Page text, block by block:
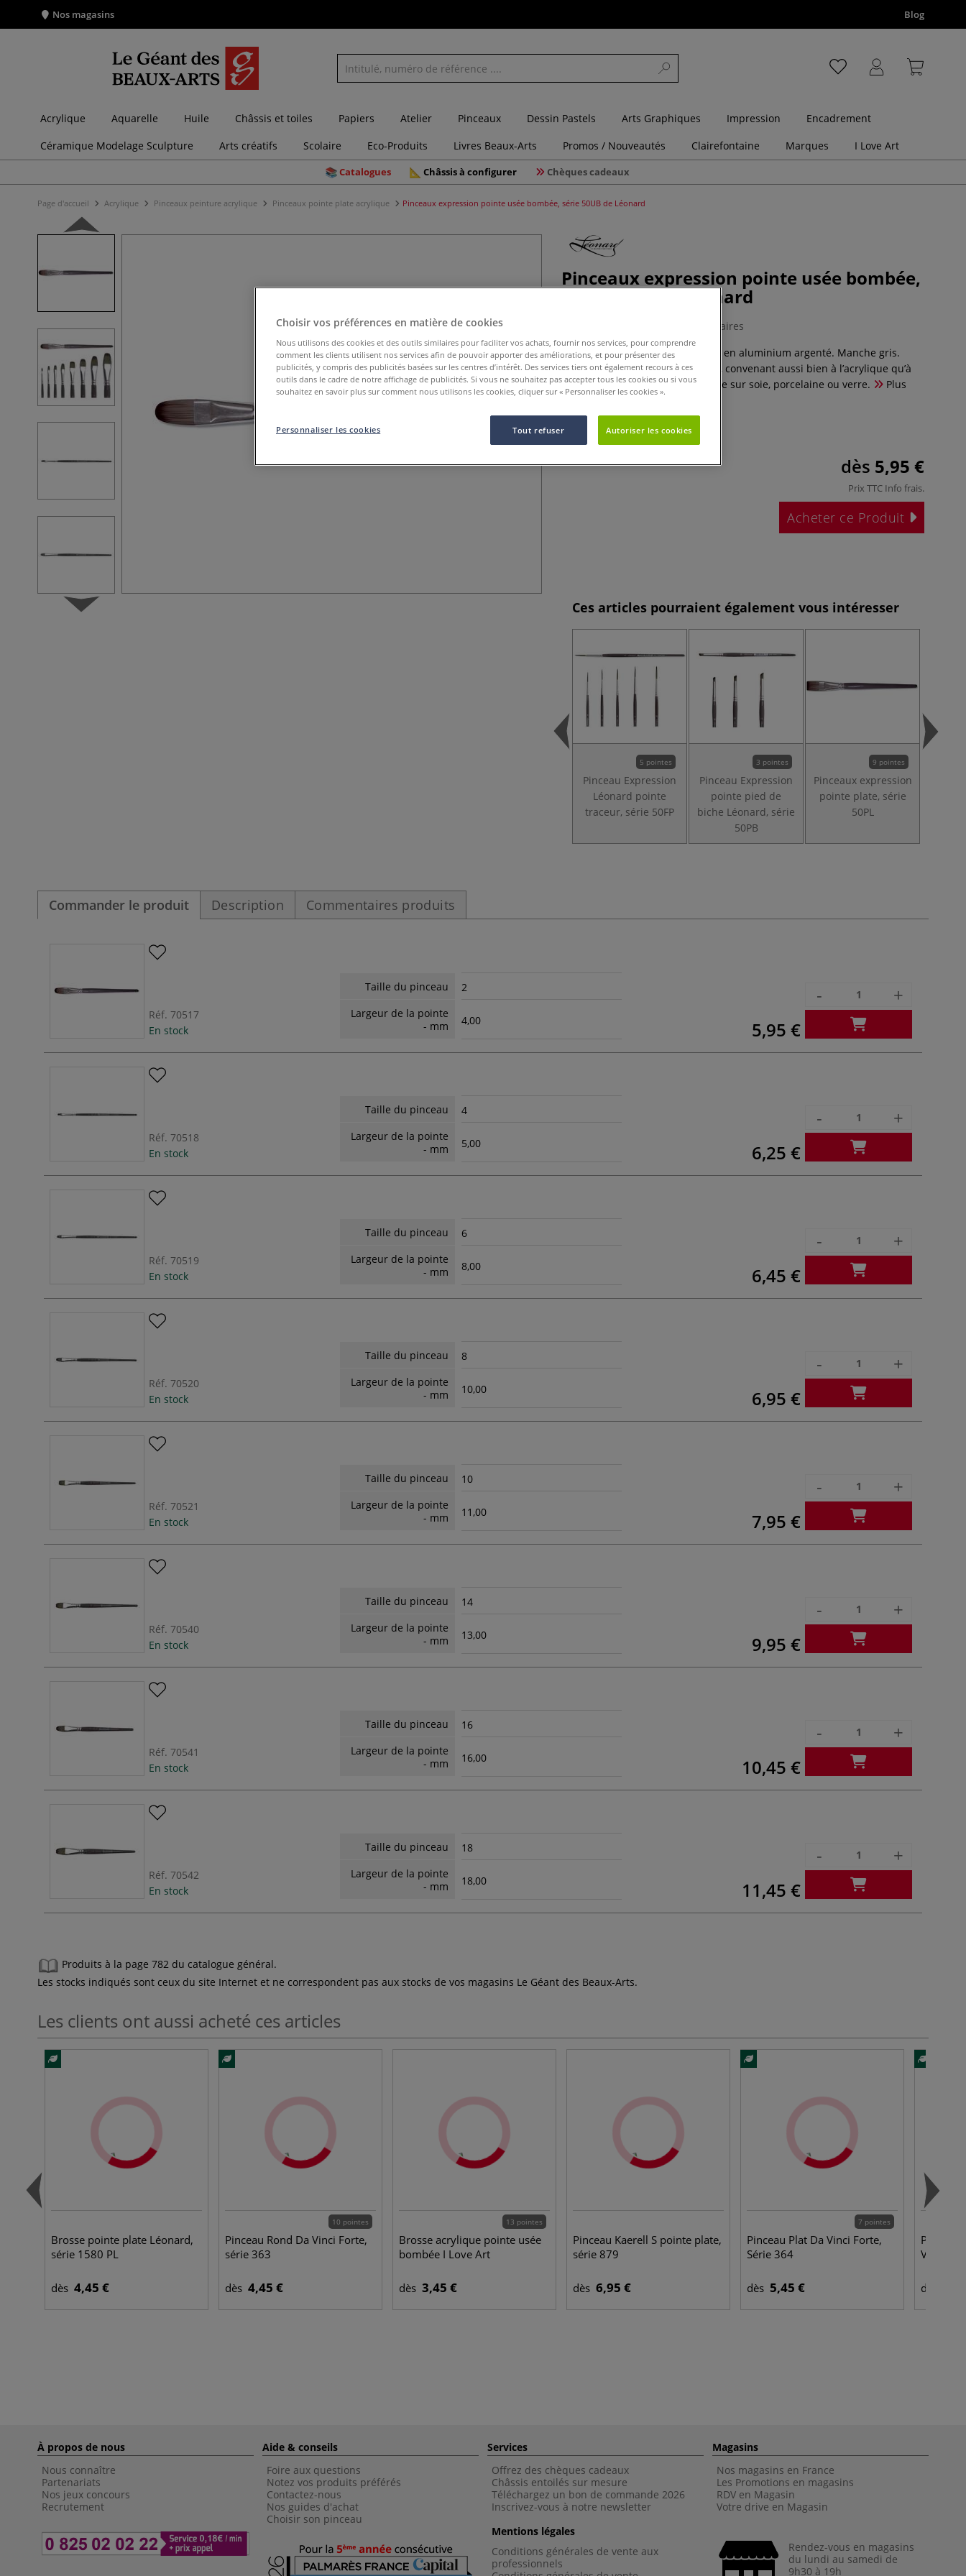
Nos magasins Blog
Acrylique Aquarelle Huile Châssis et toiles Papiers Atelier Pinceaux Dessin Pastels Arts Graphiques Impression
Encadrement
Céramique Modelage Sculpture
Arts créatifs Scolaire Eco-Produits Livres Beaux-Arts Promos / Nouveautés Clairefontaine Marques I Love Art
Catalogues Châssis à configurer Chèques cadeaux
Page d'accueil Acrylique Pinceaux peinture acrylique Pinceaux pointe plate acrylique Pinceaux expression pointe usée bombée, série 50UB de Léonard
Pinceaux expression pointe usée bombée,
série 50UB de Léonard
0 Commentaires
Fibres synthétiques grises. Virole en aluminium argenté. Manche gris.
Fibres à la fois souples et fermes, convenant aussi bien à l’acrylique qu’à
l’aquarelle, la gouache, la peinture sur soie, porcelaine ou verre.
Plus
dès 5,95 €
Prix TTC Info frais.
Acheter ce Produit
Ces articles pourraient également vous intéresser
5 pointes
Pinceau Expression
Léonard pointe
traceur, série 50FP
3 pointes
Pinceau Expression
pointe pied de
biche Léonard, série
50PB
9 pointes
Pinceaux expression
pointe plate, série
50PL
Commander le produit Description Commentaires produits
Réf. 70517
En stock
Taille du pinceau
2
Largeur de la pointe
- mm
4,00 5,95 €
- +
Réf. 70518
En stock
Taille du pinceau
4
Largeur de la pointe
- mm
5,00 6,25 €
- +
Réf. 70519
En stock
Taille du pinceau
6
Largeur de la pointe
- mm
8,00 6,45 €
- +
Réf. 70520
En stock
Taille du pinceau
8
Largeur de la pointe
- mm
10,00 6,95 €
- +
Réf. 70521
En stock
Taille du pinceau
10
Largeur de la pointe
- mm
11,00 7,95 €
- +
Réf. 70540
En stock
Taille du pinceau
14
Largeur de la pointe
- mm
13,00 9,95 €
- +
Réf. 70541
En stock
Taille du pinceau
16
Largeur de la pointe
- mm
16,00 10,45 €
- +
Réf. 70542
En stock
Taille du pinceau
18
Largeur de la pointe
- mm
18,00 11,45 €
- +
Produits à la page 782 du catalogue général.
Les stocks indiqués sont ceux du site Internet et ne correspondent pas aux stocks de vos magasins Le Géant des Beaux-Arts.
Les clients ont aussi acheté ces articles
Brosse pointe plate Léonard,
série 1580 PL
dès 4,45 €
10 pointes
Pinceau Rond Da Vinci Forte,
série 363
dès 4,45 €
13 pointes
Brosse acrylique pointe usée
bombée I Love Art
dès 3,45 €
Pinceau Kaerell S pointe plate,
série 879
dès 6,95 €
7 pointes
Pinceau Plat Da Vinci Forte,
Série 364
dès 5,45 €
Pinceau
Vinci
dès
À propos de nous
Nous connaître
Partenariats
Nos jeux concours
Recrutement
Aide & conseils
Foire aux questions
Notez vos produits préférés
Contactez-nous
Nos guides d'achat
Choisir son pinceau
Services
Offrez des chèques cadeaux
Châssis entoilés sur mesure
Téléchargez un bon de commande 2026
Inscrivez-vous à notre newsletter
Mentions légales
Conditions générales de vente aux
professionnels
Magasins
Nos magasins en France
Les Promotions en magasins
RDV en Magasin
Votre drive en Magasin
Rendez-vous en magasins
du lundi au samedi de
9h30 à 19h
Choisir vos préférences en matière de cookies
Nous utilisons des cookies et des outils similaires pour faciliter vos achats, fournir nos services, pour comprendre
comment les clients utilisent nos services afin de pouvoir apporter des améliorations, et pour présenter des
publicités, y compris des publicités basées sur les centres d’intérêt. Des services tiers ont également recours à ces
outils dans le cadre de notre affichage de publicités. Si vous ne souhaitez pas accepter tous les cookies ou si vous
souhaitez en savoir plus sur comment nous utilisons les cookies, cliquer sur « Personnaliser les cookies ».
Tout refuser Autoriser les cookies
Personnaliser les cookies